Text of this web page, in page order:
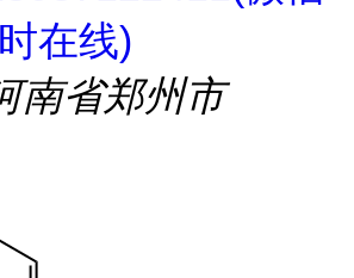
在线)
南省郑州市